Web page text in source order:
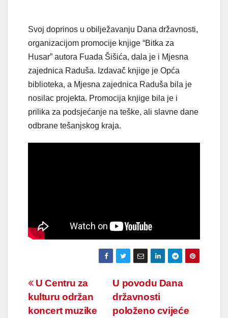
Svoj doprinos u obilježavanju Dana državnosti,
organizacijom promocije knjige “Bitka za
Husar” autora Fuada Šišića, dala je i Mjesna
zajednica Raduša. Izdavač knjige je Opća
biblioteka, a Mjesna zajednica Raduša bila je
nosilac projekta. Promocija knjige bila je i
prilika za podsjećanje na teške, ali slavne dane
odbrane tešanjskog kraja.
Navigacija
članaka
U povodu Dana
državnosti
položeno cvijeće
U Centru za
kulturu održan
koncert muzike